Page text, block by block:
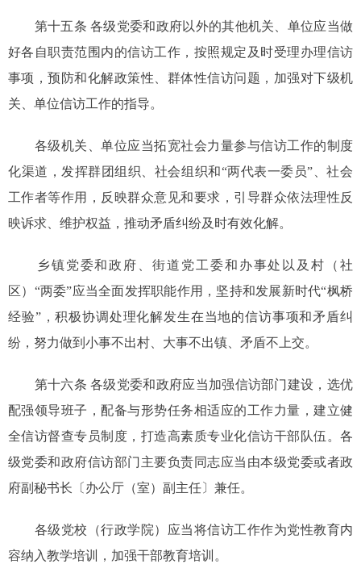
第十五条 各级党委和政府以外的其他机关、单位应当做
好各自职责范围内的信访工作，按照规定及时受理办理信访
事项，预防和化解政策性、群体性信访问题，加强对下级机
关、单位信访工作的指导。
各级机关、单位应当拓宽社会力量参与信访工作的制度
化渠道，发挥群团组织、社会组织和“两代表一委员”、社会
工作者等作用，反映群众意见和要求，引导群众依法理性反
映诉求、维护权益，推动矛盾纠纷及时有效化解。
乡镇党委和政府、街道党工委和办事处以及村（社
区）“两委”应当全面发挥职能作用，坚持和发展新时代“枫桥
经验”，积极协调处理化解发生在当地的信访事项和矛盾纠
纷，努力做到小事不出村、大事不出镇、矛盾不上交。
第十六条 各级党委和政府应当加强信访部门建设，选优
配强领导班子，配备与形势任务相适应的工作力量，建立健
全信访督查专员制度，打造高素质专业化信访干部队伍。各
级党委和政府信访部门主要负责同志应当由本级党委或者政
府副秘书长〔办公厅（室）副主任〕兼任。
各级党校（行政学院）应当将信访工作作为党性教育内
容纳入教学培训，加强干部教育培训。